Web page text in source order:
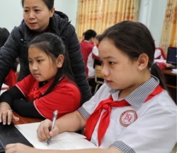
Áo dài Hà Nội 2016. (Ảnh: TTXVN)
cao vào Nhà hát Lớn Hà
Tám, Bộ Văn hóa, Thể thao
chủ trương đưa các tác